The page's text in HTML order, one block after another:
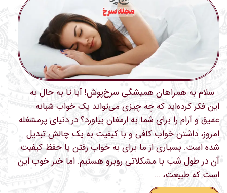
سلام به همراهان همیشگی سرخ‌پوش! آیا تا به حال به
این فکر کرده‌اید که چه چیزی می‌تواند یک خواب شبانه
عمیق و آرام را برای شما به ارمغان بیاورد؟ در دنیای پرمشغله
امروز، داشتن خواب کافی و با کیفیت به یک چالش تبدیل
شده است. بسیاری از ما برای به خواب رفتن یا حفظ کیفیت
آن در طول شب با مشکلاتی روبرو هستیم. اما خبر خوب این
است که طبیعت، …